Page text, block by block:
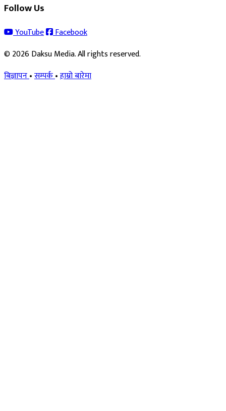
Follow Us
YouTube
Facebook
© 2026 Daksu Media. All rights reserved.
बिज्ञापन•सम्पर्क•हाम्रो बारेमा